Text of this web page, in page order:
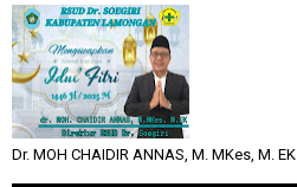
Dr. MOH CHAIDIR ANNAS, M. MKes, M. EK